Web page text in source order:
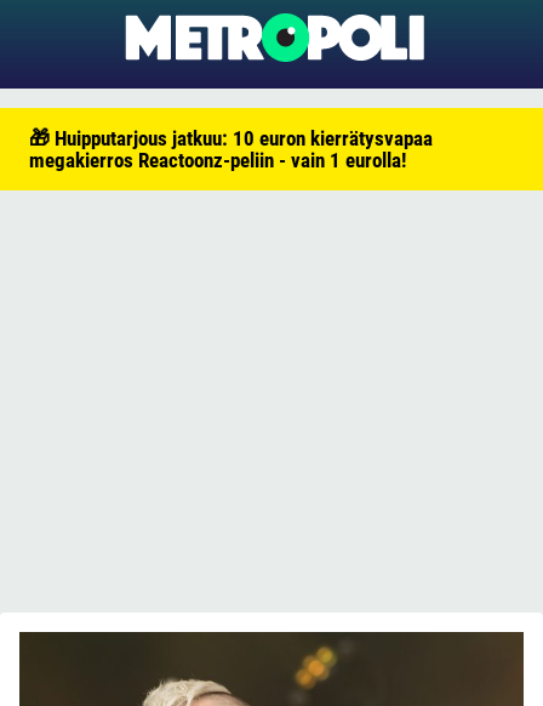
🎁 Huipputarjous jatkuu: 10 euron kierrätysvapaa
megakierros Reactoonz-peliin - vain 1 eurolla!